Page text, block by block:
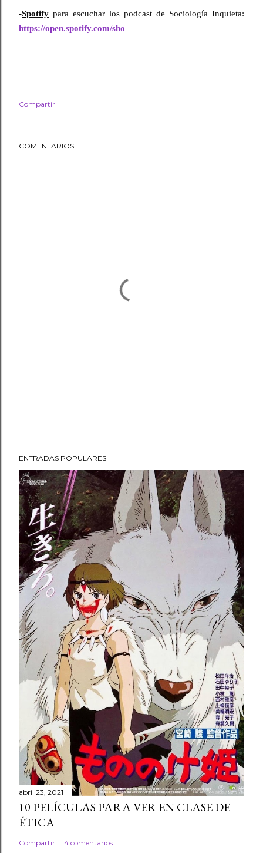
-Spotify
https://open.spotify.com/sho
Compartir
COMENTARIOS
ENTRADAS POPULARES
abril 23, 2021
10 PELÍCULAS PARA VER EN CLASE DE
ÉTICA
Compartir 4 comentarios